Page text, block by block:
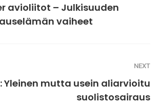
avioliitot – Julkisuuden
vaiheet
NEXT
Yleinen mutta usein aliarvioitu
suolistosairaus